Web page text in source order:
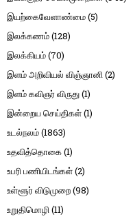
இயற்கைவேளாண்மை(5)
இலக்கணம்(128)
இலக்கியம்(70)
இளம் அறிவியல் விஞ்ஞானி(2)
இளம் கவிஞர் விருது(1)
இன்றைய செய்திகள்(1)
உடல்நலம்(1863)
உதவித்தொகை(1)
உபரி பணியிடங்கள்(2)
உள்ளூர் விடுமுறை(98)
உறுதிமொழி(11)